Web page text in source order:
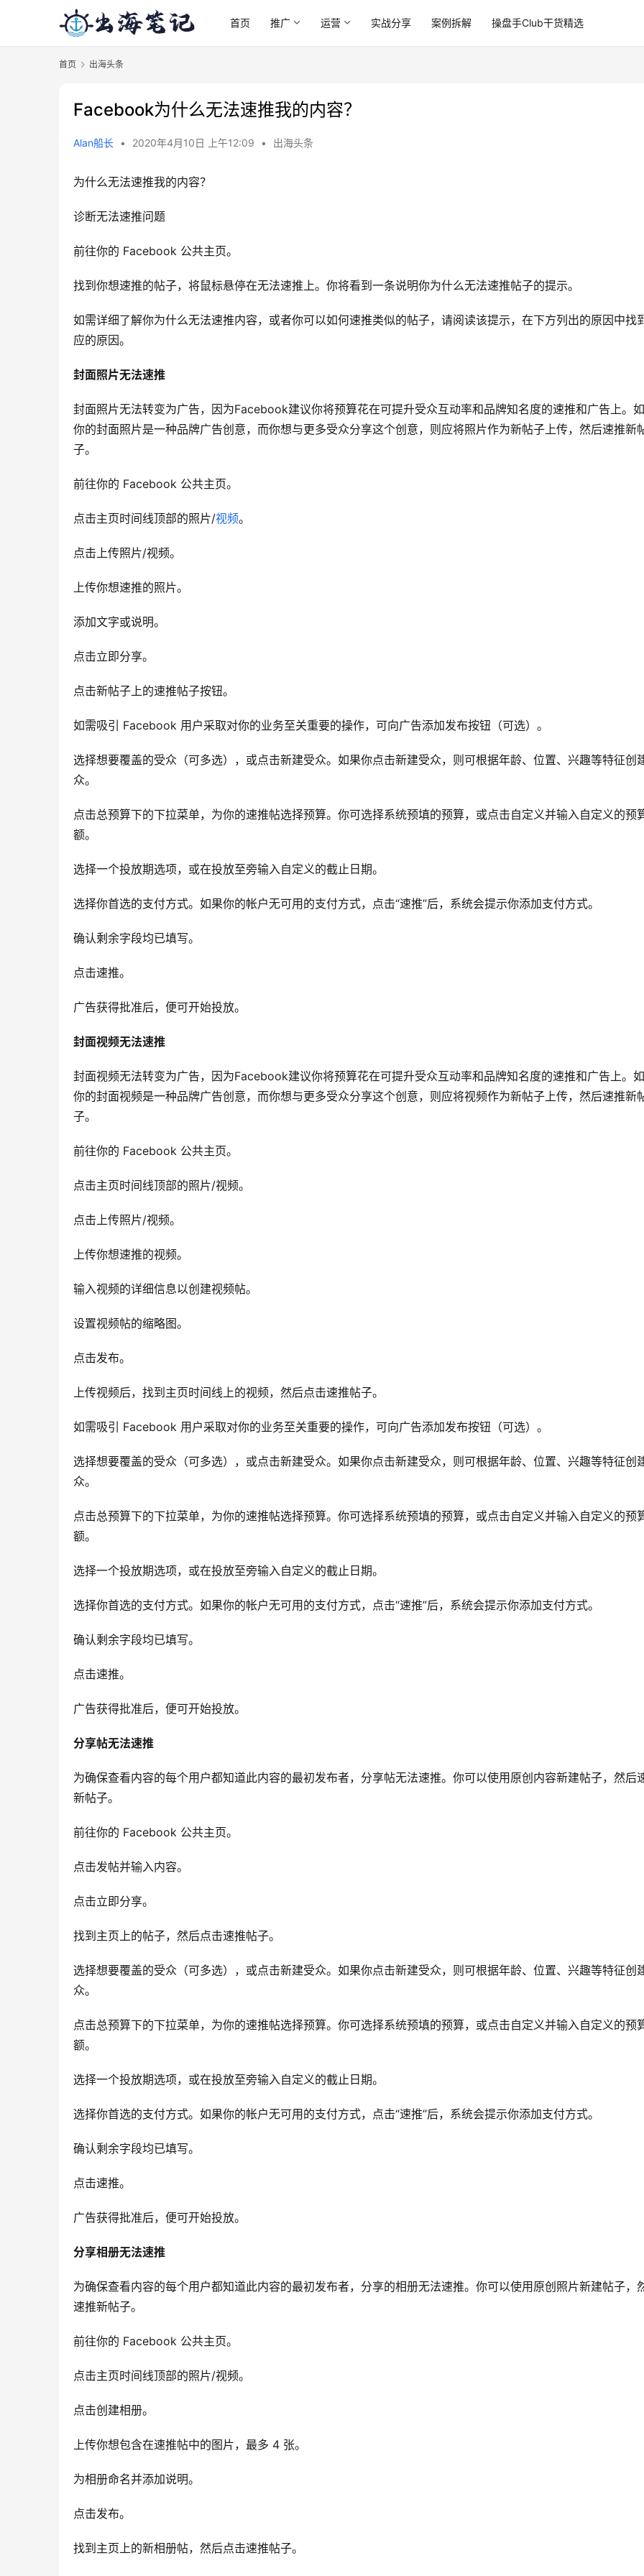
首页 推广 运营 实战分享 案例拆解 操盘手Club干货精选
首页 出海头条
Facebook为什么无法速推我的内容？
Alan船长 • 2020年4月10日 上午12:09 • 出海头条
为什么无法速推我的内容？
诊断无法速推问题
前往你的 Facebook 公共主页。
找到你想速推的帖子，将鼠标悬停在无法速推上。你将看到一条说明你为什么无法速推帖子的提示。
如需详细了解你为什么无法速推内容，或者你可以如何速推类似的帖子，请阅读该提示，在下方列出的原因中找
应的原因。
封面照片无法速推
封面照片无法转变为广告，因为Facebook建议你将预算花在可提升受众互动率和品牌知名度的速推和广告上。
你的封面照片是一种品牌广告创意，而你想与更多受众分享这个创意，则应将照片作为新帖子上传，然后速推新
子。
前往你的 Facebook 公共主页。
点击主页时间线顶部的照片/视频。
点击上传照片/视频。
上传你想速推的照片。
添加文字或说明。
点击立即分享。
点击新帖子上的速推帖子按钮。
如需吸引 Facebook 用户采取对你的业务至关重要的操作，可向广告添加发布按钮（可选）。
选择想要覆盖的受众（可多选），或点击新建受众。如果你点击新建受众，则可根据年龄、位置、兴趣等特征创
众。
点击总预算下的下拉菜单，为你的速推帖选择预算。你可选择系统预填的预算，或点击自定义并输入自定义的预
额。
选择一个投放期选项，或在投放至旁输入自定义的截止日期。
选择你首选的支付方式。如果你的帐户无可用的支付方式，点击“速推”后，系统会提示你添加支付方式。
确认剩余字段均已填写。
点击速推。
广告获得批准后，便可开始投放。
封面视频无法速推
封面视频无法转变为广告，因为Facebook建议你将预算花在可提升受众互动率和品牌知名度的速推和广告上。
你的封面视频是一种品牌广告创意，而你想与更多受众分享这个创意，则应将视频作为新帖子上传，然后速推新
子。
前往你的 Facebook 公共主页。
点击主页时间线顶部的照片/视频。
点击上传照片/视频。
上传你想速推的视频。
输入视频的详细信息以创建视频帖。
设置视频帖的缩略图。
点击发布。
上传视频后，找到主页时间线上的视频，然后点击速推帖子。
如需吸引 Facebook 用户采取对你的业务至关重要的操作，可向广告添加发布按钮（可选）。
选择想要覆盖的受众（可多选），或点击新建受众。如果你点击新建受众，则可根据年龄、位置、兴趣等特征创
众。
点击总预算下的下拉菜单，为你的速推帖选择预算。你可选择系统预填的预算，或点击自定义并输入自定义的预
额。
选择一个投放期选项，或在投放至旁输入自定义的截止日期。
选择你首选的支付方式。如果你的帐户无可用的支付方式，点击“速推”后，系统会提示你添加支付方式。
确认剩余字段均已填写。
点击速推。
广告获得批准后，便可开始投放。
分享帖无法速推
为确保查看内容的每个用户都知道此内容的最初发布者，分享帖无法速推。你可以使用原创内容新建帖子，然后
新帖子。
前往你的 Facebook 公共主页。
点击发帖并输入内容。
点击立即分享。
找到主页上的帖子，然后点击速推帖子。
选择想要覆盖的受众（可多选），或点击新建受众。如果你点击新建受众，则可根据年龄、位置、兴趣等特征创
众。
点击总预算下的下拉菜单，为你的速推帖选择预算。你可选择系统预填的预算，或点击自定义并输入自定义的预
额。
选择一个投放期选项，或在投放至旁输入自定义的截止日期。
选择你首选的支付方式。如果你的帐户无可用的支付方式，点击“速推”后，系统会提示你添加支付方式。
确认剩余字段均已填写。
点击速推。
广告获得批准后，便可开始投放。
分享相册无法速推
为确保查看内容的每个用户都知道此内容的最初发布者，分享的相册无法速推。你可以使用原创照片新建帖子，
速推新帖子。
前往你的 Facebook 公共主页。
点击主页时间线顶部的照片/视频。
点击创建相册。
上传你想包含在速推帖中的图片，最多 4 张。
为相册命名并添加说明。
点击发布。
找到主页上的新相册帖，然后点击速推帖子。